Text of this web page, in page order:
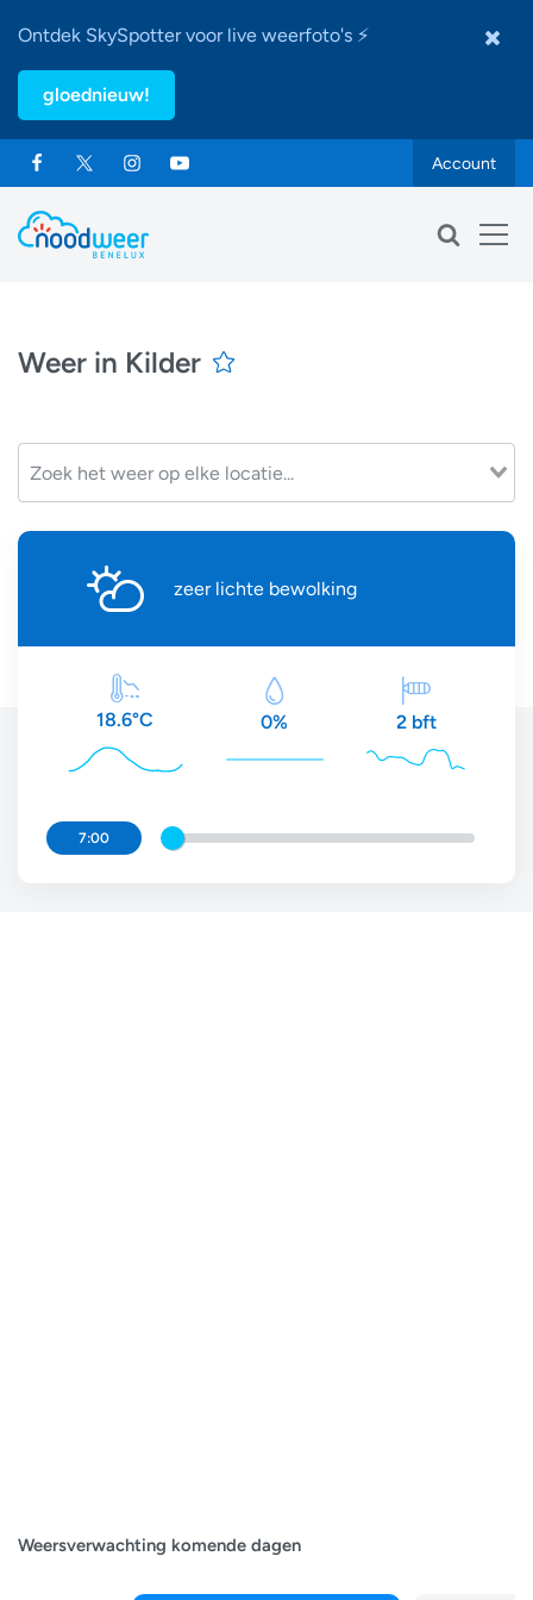
Ontdek SkySpotter voor live weerfoto's ⚡
gloednieuw!
Account
Weer in Kilder
zeer lichte bewolking
18.6°C 0% 2 bft
7:00
Weersverwachting komende dagen